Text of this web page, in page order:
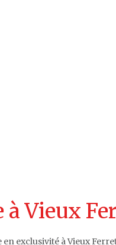
Vieux
exclusivité à Vieux